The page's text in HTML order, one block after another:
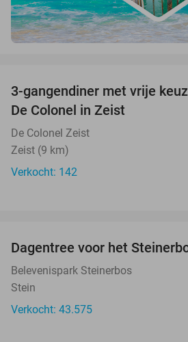
3-gangendiner met vrije
De Colonel in Zeist
De Colonel Zeist
Zeist (9 km)
Verkocht: 142
Dagentree voor het
Belevenispark Steinerbos
Stein
Verkocht: 43.575